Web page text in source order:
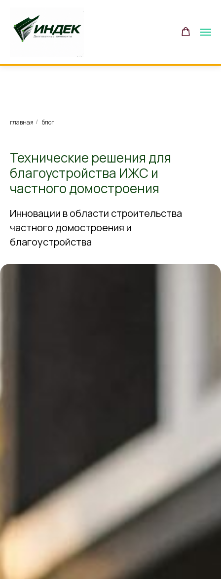
главная / блог
Технические решения для
благоустройства ИЖС и
частного домостроения
Инновации в области строительства
частного домостроения и
благоустройства